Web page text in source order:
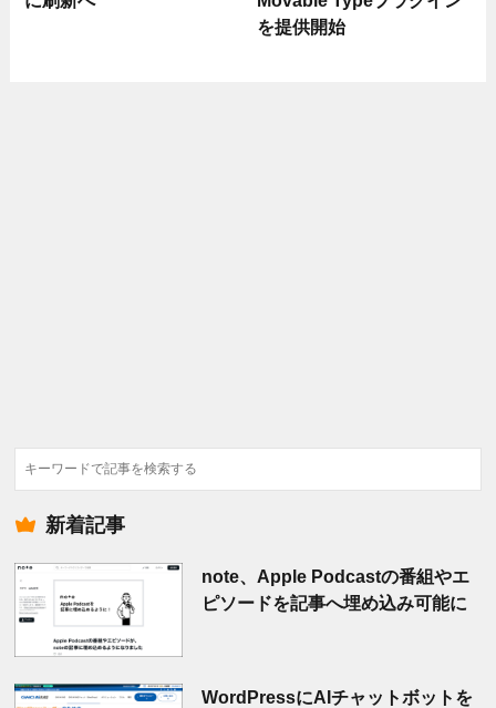
を提供開始
検
索
新着記事
note、Apple Podcastの番組やエ
ピソードを記事へ埋め込み可能に
WordPressにAIチャットボットを